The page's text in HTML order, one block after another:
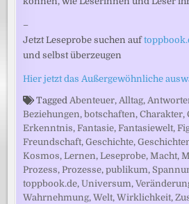
–
Jetzt Leseprobe suchen auf
und selbst überzeugen
Hier jetzt das Außergewöhnliche
TaggedAbenteuer,Alltag,
Beziehungen,botschaften,Charakter,
Erkenntnis,Fantasie,Fantasiewelt,
Freundschaft,Geschichte,
Kosmos,Lernen,Leseprobe,Macht,
Prozess,Prozesse,publikum,
toppbook.de,Universum,
Wahrnehmung,Welt,Wirklichkeit,